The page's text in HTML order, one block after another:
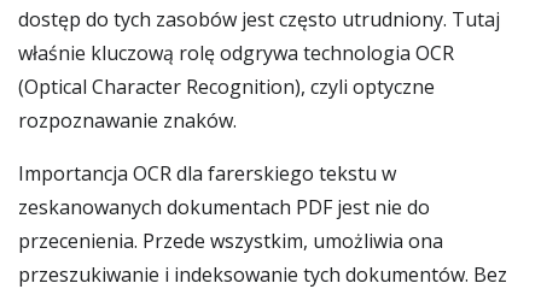
dostęp do tych zasobów jest często utrudniony. Tutaj
właśnie kluczową rolę odgrywa technologia OCR
(Optical Character Recognition), czyli optyczne
rozpoznawanie znaków.
Importancja OCR dla farerskiego tekstu w
zeskanowanych dokumentach PDF jest nie do
przecenienia. Przede wszystkim, umożliwia ona
przeszukiwanie i indeksowanie tych dokumentów. Bez